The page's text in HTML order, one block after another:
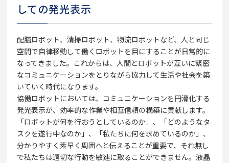
しての発光表示
配膳ロボット、清掃ロボット、物流ロボットなど、人と同じ
空間で自律移動して働くロボットを目にすることが日常的に
なってきました。これからは、人間とロボットが互いに緊密
なコミュニケーションをとりながら協力して生活や社会を築
いていく時代になります。
協働ロボットにおいては、コミュニケーションを円滑化する
発光表示が、効率的な作業や相互信頼の構築に貢献します。
「ロボットが何を行おうとしているのか」、「どのようなタ
スクを遂行中なのか」、「私たちに何を求めているのか」、
分かりやすく素早く周囲へと伝えることが重要で、それ無し
で私たちは適切な行動を敏速に取ることができません。液晶